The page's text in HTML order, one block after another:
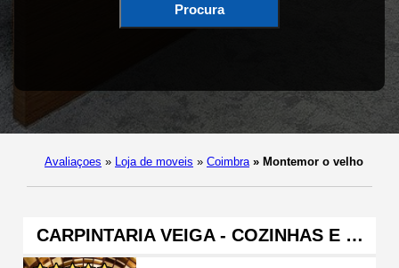
Procura
Avaliaçoes » Loja de moveis » Coimbra » Montemor o velho
CARPINTARIA VEIGA - COZINHAS E …